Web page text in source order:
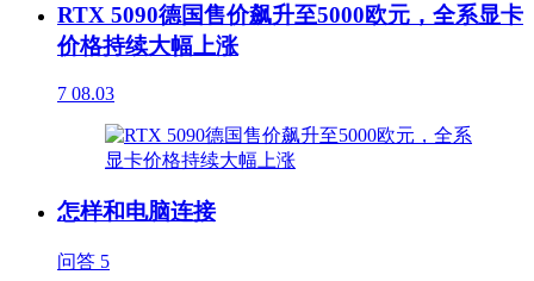
RTX 5090德国售价飙升至5000欧元，全系显卡
价格持续大幅上涨
7 08.03
怎样和电脑连接
问答 5